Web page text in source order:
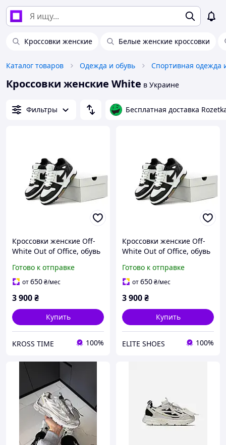
Кроссовки женские Белые женские кроссовки
Каталог товаров Одежда и обувь Спортивная одежда
Кроссовки женские White в Украине
Фильтры Бесплатная доставка
Кроссовки женские Off-
White Out of Office, обувь
Готово к отправке
от650₴/мес
3 900₴
Купить
KROSS TIME 100%
Кроссовки женские Off-
White Out of Office, обувь
Готово к отправке
от650₴/мес
3 900₴
Купить
ELITE SHOES 100%